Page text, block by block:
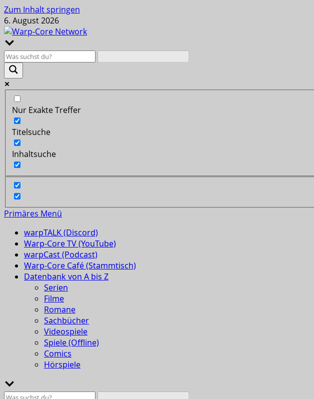
Zum Inhalt springen
6. August 2026
Nur Exakte Treffer
Titelsuche
Inhaltsuche
Primäres Menü
warpTALK (Discord)
Warp-Core TV (YouTube)
warpCast (Podcast)
Warp-Core Café (Stammtisch)
Datenbank von A bis Z
Serien
Filme
Romane
Sachbücher
Videospiele
Spiele (Offline)
Comics
Hörspiele